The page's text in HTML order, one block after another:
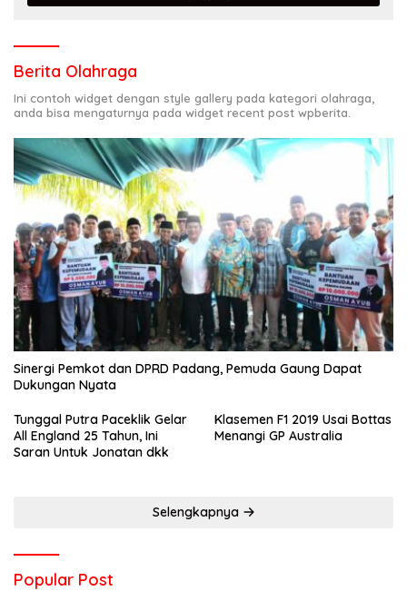
Berita Olahraga
Ini contoh widget dengan style gallery pada kategori olahraga,
anda bisa mengaturnya pada widget recent post wpberita.
Sinergi Pemkot dan DPRD Padang, Pemuda Gaung Dapat
Dukungan Nyata
Tunggal Putra Paceklik Gelar
All England 25 Tahun, Ini
Saran Untuk Jonatan dkk
Klasemen F1 2019 Usai Bottas
Menangi GP Australia
Selengkapnya
Popular Post